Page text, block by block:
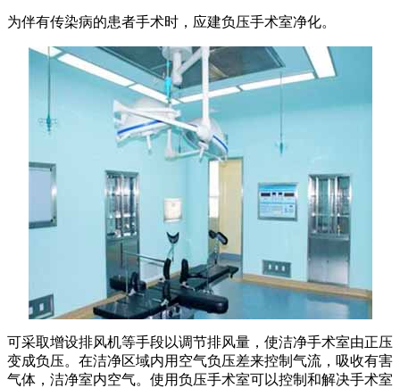
为伴有传染病的患者手术时，应建负压手术室净化。
可采取增设排风机等手段以调节排风量，使洁净手术室由正压
变成负压。在洁净区域内用空气负压差来控制气流，吸收有害
气体，洁净室内空气。使用负压手术室可以控制和解决手术室